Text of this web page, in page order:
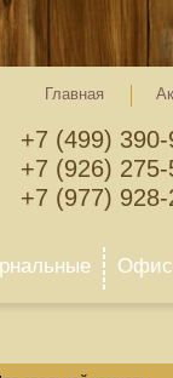
Главная
+7 (499)
+7 (926)
+7 (977)